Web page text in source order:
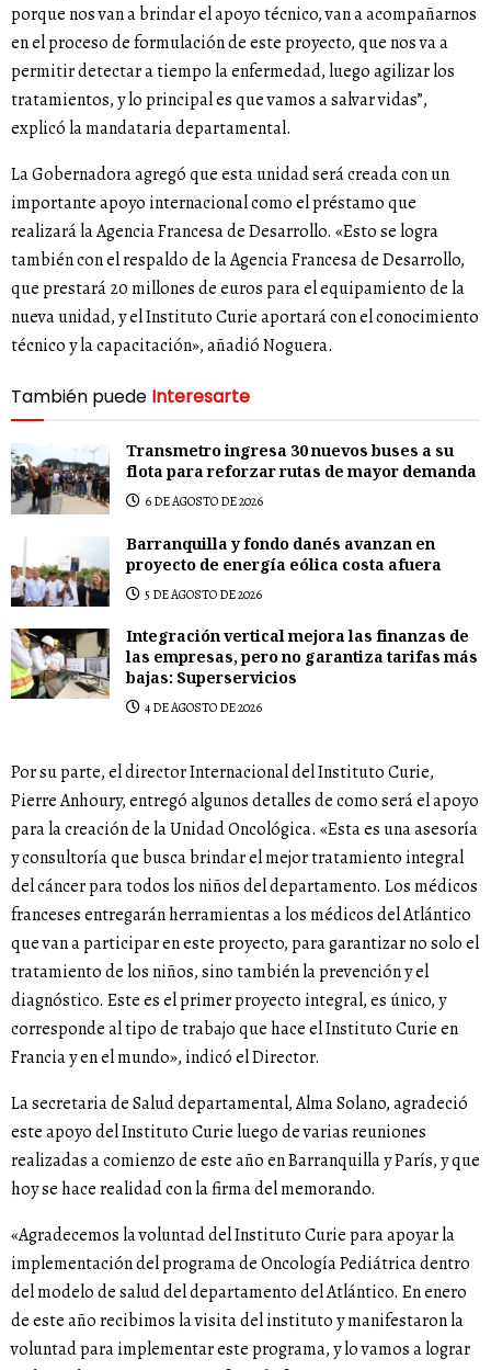
porque nos van a brindar el apoyo técnico, van a acompañarnos
en el proceso de formulación de este proyecto, que nos va a
permitir detectar a tiempo la enfermedad, luego agilizar los
tratamientos, y lo principal es que vamos a salvar vidas”,
explicó la mandataria departamental.
La Gobernadora agregó que esta unidad será creada con un
importante apoyo internacional como el préstamo que
realizará la Agencia Francesa de Desarrollo. «Esto se logra
también con el respaldo de la Agencia Francesa de Desarrollo,
que prestará 20 millones de euros para el equipamiento de la
nueva unidad, y el Instituto Curie aportará con el conocimiento
técnico y la capacitación», añadió Noguera.
También puede Interesarte
Transmetro ingresa 30 nuevos buses a su
flota para reforzar rutas de mayor demanda
6 DE AGOSTO DE 2026
Barranquilla y fondo danés avanzan en
proyecto de energía eólica costa afuera
5 DE AGOSTO DE 2026
Integración vertical mejora las finanzas de
las empresas, pero no garantiza tarifas más
bajas: Superservicios
4 DE AGOSTO DE 2026
Por su parte, el director Internacional del Instituto Curie,
Pierre Anhoury, entregó algunos detalles de como será el apoyo
para la creación de la Unidad Oncológica. «Esta es una asesoría
y consultoría que busca brindar el mejor tratamiento integral
del cáncer para todos los niños del departamento. Los médicos
franceses entregarán herramientas a los médicos del Atlántico
que van a participar en este proyecto, para garantizar no solo el
tratamiento de los niños, sino también la prevención y el
diagnóstico. Este es el primer proyecto integral, es único, y
corresponde al tipo de trabajo que hace el Instituto Curie en
Francia y en el mundo», indicó el Director.
La secretaria de Salud departamental, Alma Solano, agradeció
este apoyo del Instituto Curie luego de varias reuniones
realizadas a comienzo de este año en Barranquilla y París, y que
hoy se hace realidad con la firma del memorando.
«Agradecemos la voluntad del Instituto Curie para apoyar la
implementación del programa de Oncología Pediátrica dentro
del modelo de salud del departamento del Atlántico. En enero
de este año recibimos la visita del instituto y manifestaron la
voluntad para implementar este programa, y lo vamos a lograr